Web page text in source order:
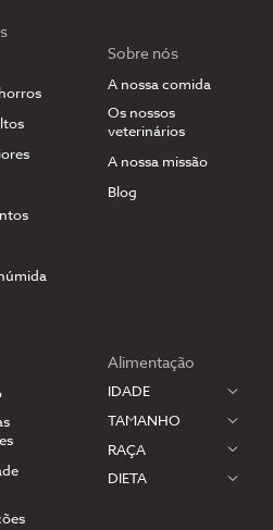
Sobre nós
A nossa comida
Os nossos
veterinários
A nossa missão
Blog
Alimentação
IDADE
TAMANHO
RAÇA
DIETA